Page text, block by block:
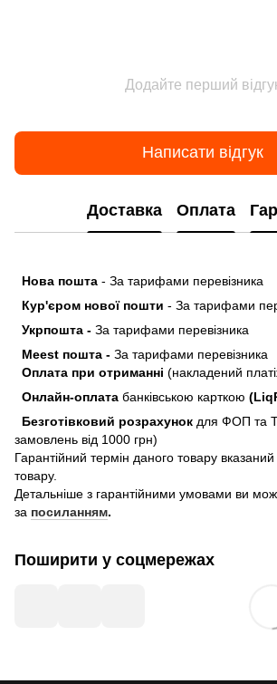
Додайте перший
Написати відгук
Доставка Оплата
Нова пошта - За тарифами перевізника
Кур'єром нової пошти - За тарифами
Укрпошта - За тарифами перевізника
Meest пошта - За тарифами перевізника
Оплата при отриманні (накладений
Онлайн-оплата банківською карткою
Безготівковий розрахунок для ФОП та
замовлень від 1000 грн)
Гарантійний термін даного товару
товару.
Детальніше з гарантійними умовами ви
за посиланням.
Поширити у соцмережах